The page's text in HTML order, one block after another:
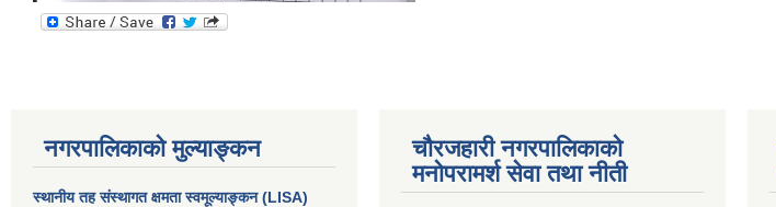
नगरपालिकाको मुल्याङ्कन
स्थानीय तह संस्थागत क्षमता स्वमूल्याङ्कन (LISA)
चौरजहारी नगरपालिकाको
मनोपरामर्श सेवा तथा नीती